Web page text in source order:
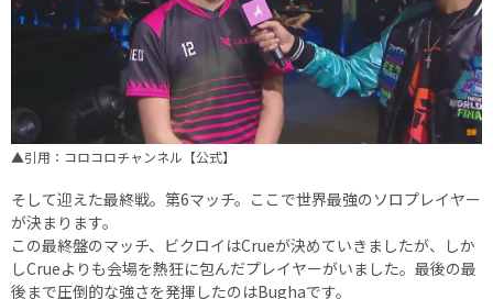
▲引用：コロコロチャンネル【公式】
そして迎えた最終戦。第6マッチ。ここで世界最強のソロプレイヤー
が決まります。
この最終盤のマッチ、ビクロイはCrueが決めていきましたが、しか
しCrueよりも会場を熱狂に包んだプレイヤーがいました。最後の最
後まで圧倒的な強さを発揮したのはBughaです。